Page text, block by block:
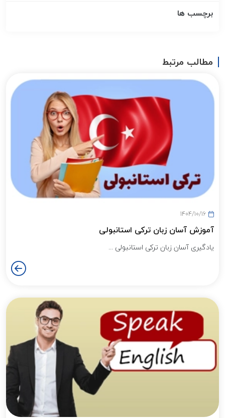
برچسب ها
مطالب مرتبط
1404/10/16
آموزش آسان زبان ترکی استانبولی
یادگیری آسان زبان ترکی استانبولی ...